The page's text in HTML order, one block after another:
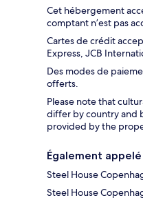
Cet hébergement
comptant n’est pas
Cartes de crédit
Express, JCB
Des modes de
offerts.
Please note that
differ by country and
provided by the
Également appelé
Steel House
Steel House